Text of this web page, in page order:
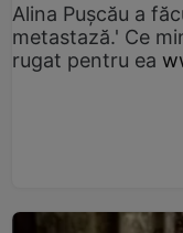
Alina Pușcău a
metastază.' Ce
rugat pentru ea